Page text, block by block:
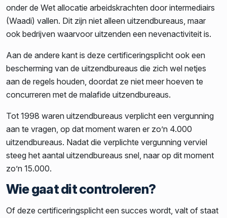
onder de Wet allocatie arbeidskrachten door intermediairs
(Waadi) vallen. Dit zijn niet alleen uitzendbureaus, maar
ook bedrijven waarvoor uitzenden een nevenactiviteit is.
Aan de andere kant is deze certificeringsplicht ook een
bescherming van de uitzendbureaus die zich wel netjes
aan de regels houden, doordat ze niet meer hoeven te
concurreren met de malafide uitzendbureaus.
Tot 1998 waren uitzendbureaus verplicht een vergunning
aan te vragen, op dat moment waren er zo’n 4.000
uitzendbureaus. Nadat die verplichte vergunning verviel
steeg het aantal uitzendbureaus snel, naar op dit moment
zo’n 15.000.
Wie gaat dit controleren?
Of deze certificeringsplicht een succes wordt, valt of staat